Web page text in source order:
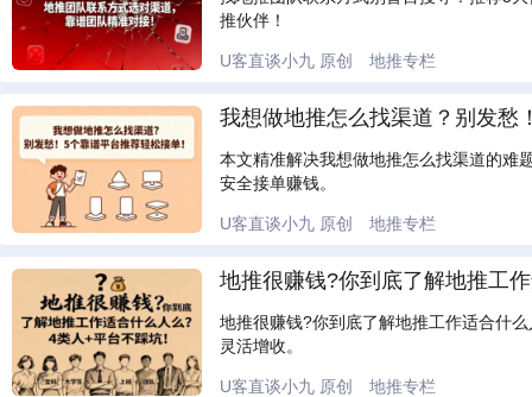
推伙伴！
U客直谈小九 原创 地推专栏
我想做地推怎么找渠道？别发愁
本文精准解决我想做地推怎么找渠道的难
安全接单赚钱。
U客直谈小九 原创 地推专栏
地推很赚钱?你到底了解地推工
地推很赚钱?你到底了解地推工作适合什
灵活增收。
U客直谈小九 原创 地推专栏